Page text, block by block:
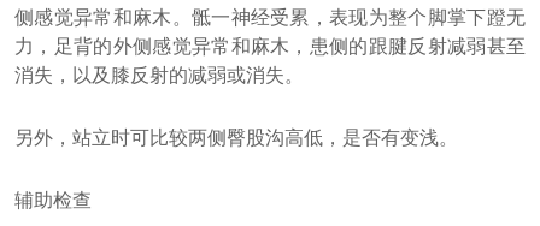
侧感觉异常和麻木。骶一神经受累，表现为整个脚掌下蹬无
力，足背的外侧感觉异常和麻木，患侧的跟腱反射减弱甚至
消失，以及膝反射的减弱或消失。
另外，站立时可比较两侧臀股沟高低，是否有变浅。
辅助检查